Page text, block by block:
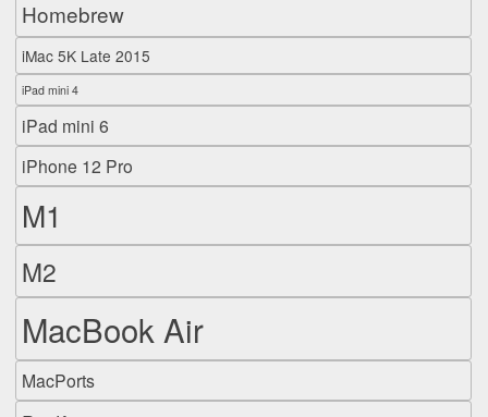
Homebrew
iMac 5K Late 2015
iPad mini 4
iPad mini 6
iPhone 12 Pro
M1
M2
MacBook Air
MacPorts